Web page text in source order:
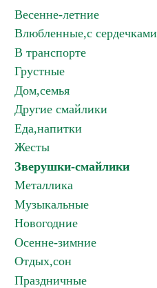
Весенне-летние
Влюбленные,с сердечками
В транспорте
Грустные
Дом,семья
Другие смайлики
Еда,напитки
Жесты
Зверушки-смайлики
Металлика
Музыкальные
Новогодние
Осенне-зимние
Отдых,сон
Праздничные